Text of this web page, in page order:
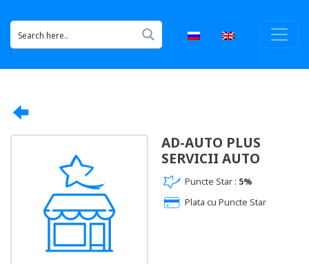
AD-AUTO PLUS
SERVICII AUTO
Puncte Star : 5%
Plata cu Puncte Star